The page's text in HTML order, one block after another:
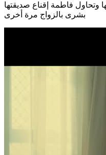
وتحاول فاطمة إقناع صديقتها
بشرى بالزواج مرة أخرى